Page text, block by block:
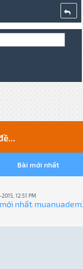
Bài mới nhất
12:51 PM
nhất: